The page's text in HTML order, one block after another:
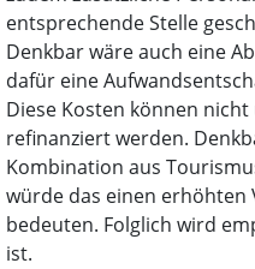
entsprechende Stelle
Denkbar wäre auch eine
dafür eine
Diese Kosten können
refinanziert werden.
Kombination aus
würde das einen erhöhten
bedeuten. Folglich wird
ist.